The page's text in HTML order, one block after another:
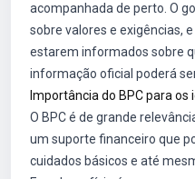
acompanhada de perto. O
sobre valores e exigências,
estarem informados sobre
informação oficial poderá
Importância do BPC para os
O BPC é de grande
um suporte financeiro que
cuidados básicos e até